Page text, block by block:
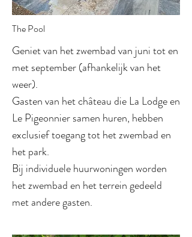
The Pool
Geniet van het zwembad van juni tot en
met september (afhankelijk van het
weer).
Gasten van het château die La Lodge en
Le Pigeonnier samen huren, hebben
exclusief toegang tot het zwembad en
het park.
Bij individuele huurwoningen worden
het zwembad en het terrein gedeeld
met andere gasten.